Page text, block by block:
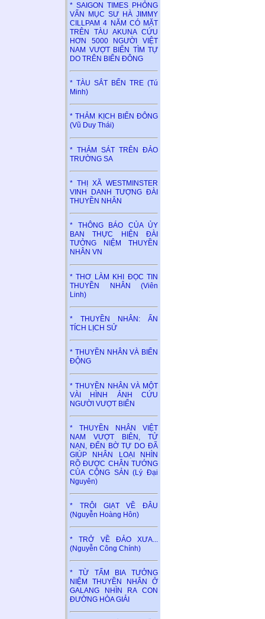
* SAIGON TIMES PHỎNG
VẤN MỤC SƯ HÀ JIMMY
CILLPAM 4 NĂM CÓ MẶT
TRÊN TÀU AKUNA CỨU
HƠN 5000 NGƯỜI VIỆT
NAM VƯỢT BIỂN TÌM TỰ
DO TRÊN BIỂN ĐÔNG
* TÀU SẮT BẾN TRE (Tú
Minh)
* THẢM KỊCH BIỂN ĐÔNG
(Vũ Duy Thái)
* THẢM SÁT TRÊN ĐẢO
TRƯỜNG SA
* THỊ XÃ WESTMINSTER
VINH DANH TƯỢNG ĐÀI
THUYỀN NHÂN
* THÔNG BÁO CỦA ỦY
BAN THỰC HIỆN ĐÀI
TƯỞNG NIỆM THUYỀN
NHÂN VN
* THƠ LÀM KHI ĐỌC TIN
THUYỀN NHÂN (Viên
Linh)
* THUYỀN NHÂN: ẤN
TÍCH LỊCH SỬ
* THUYỀN NHÂN VÀ BIỂN
ĐỘNG
* THUYỀN NHÂN VÀ MỘT
VÀI HÌNH ẢNH CỨU
NGƯỜI VƯỢT BIỂN
* THUYỀN NHÂN VIỆT
NAM VƯỢT BIÊN, TỬ
NẠN, ĐẾN BỜ TỰ DO ĐÃ
GIÚP NHÂN LOẠI NHÌN
RÕ ĐƯỢC CHÂN TƯỚNG
CỦA CỘNG SẢN (Lý Đại
Nguyên)
* TRÔI GIẠT VỀ ĐÂU
(Nguyễn Hoàng Hôn)
* TRỞ VỀ ĐẢO XƯA...
(Nguyễn Công Chính)
* TỪ TẤM BIA TƯỞNG
NIỆM THUYỀN NHÂN Ở
GALANG NHÌN RA CON
ĐƯỜNG HÒA GIẢI